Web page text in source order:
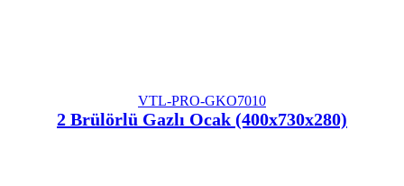
VTL-PRO-GKO7010
2 Brülörlü Gazlı Ocak (400x730x280)